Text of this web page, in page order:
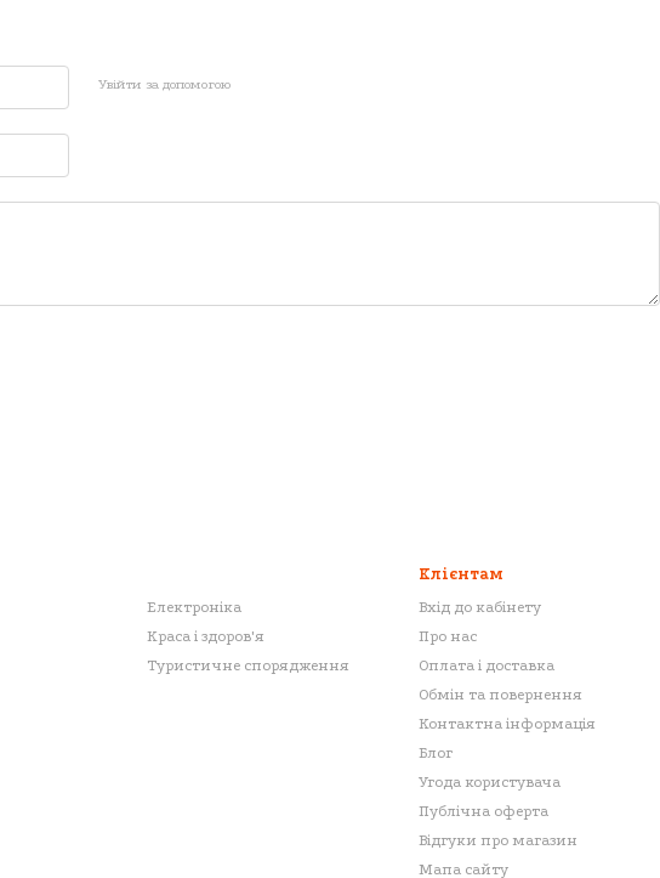
Увійти за допомогою
Електроніка
Краса і здоров'я
Туристичне спорядження
Клієнтам
Вхід до кабінету
Про нас
Оплата і доставка
Обмін та повернення
Контактна інформація
Блог
Угода користувача
Публічна оферта
Відгуки про магазин
Мапа сайту